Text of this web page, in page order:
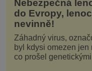
Nebezpečná
do Evropy,
nevinně!
Záhadný virus,
byl kdysi omezen
co prošel
šíří po celé Americe